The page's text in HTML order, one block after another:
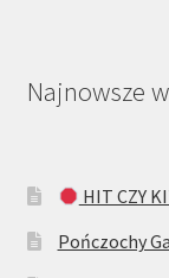
Najnowsze
HIT CZY
Pończochy